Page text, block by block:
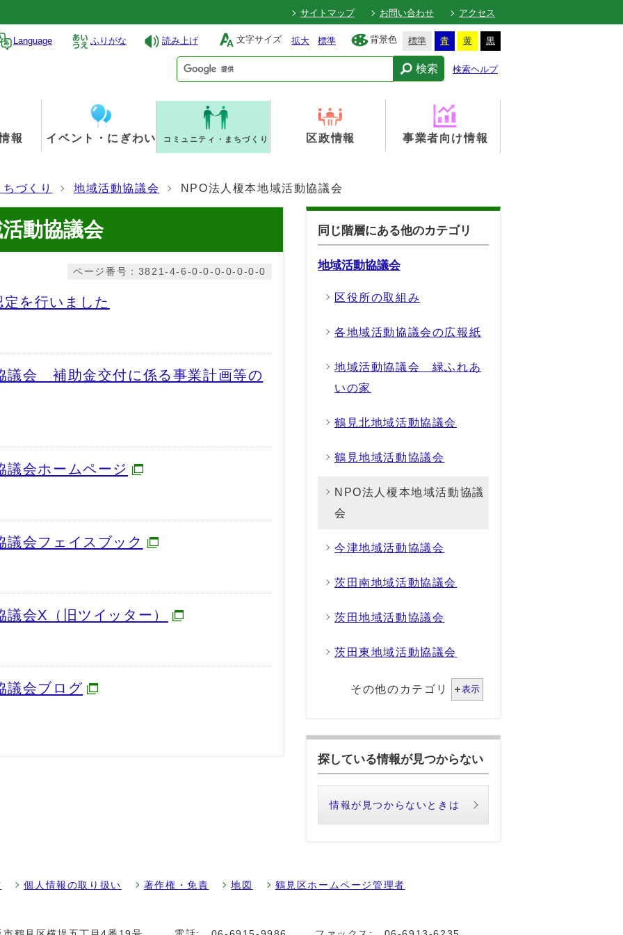
サイトマップ お問い合わせ アクセス
Language ふりがな 読み上げ 文字サイズ 拡大 標準 背景色 標準 青 黄 黒
検索 検索ヘルプ
報 イベント・にぎわい コミュニティ・まちづくり 区政情報 事業者向け情報
づくり 地域活動協議会 NPO法人榎本地域活動協議会
動協議会
ページ番号：3821-4-6-0-0-0-0-0-0-0
を行いました
議会 補助金交付に係る事業計画等の
議会ホームページ
会フェイスブック
会X（旧ツイッター）
議会ブログ
同じ階層にある他のカテゴリ
地域活動協議会
区役所の取組み
各地域活動協議会の広報紙
地域活動協議会 緑ふれあ
いの家
鶴見北地域活動協議会
鶴見地域活動協議会
NPO法人榎本地域活動協議
会
今津地域活動協議会
茨田南地域活動協議会
茨田地域活動協議会
茨田東地域活動協議会
その他のカテゴリ 表示
探している情報が見つからない
情報が見つからないときは
個人情報の取り扱い 著作権・免責 地図 鶴見区ホームページ管理者